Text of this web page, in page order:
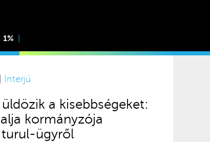
1%
Interjú
a kisebbségeket:
kormányzója
turul-ügyről